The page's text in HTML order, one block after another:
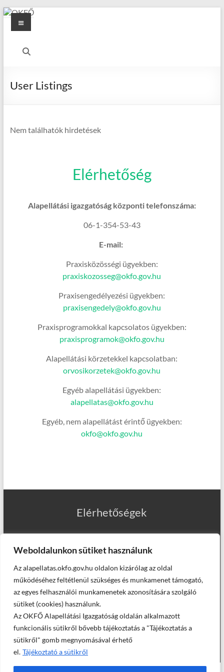
Weboldalunkon sütiket használunk
Az alapellatas.okfo.gov.hu oldalon kizárólag az oldal
működéséhez feltétlenül szükséges és munkamenet támogató,
az egyes felhasználói munkamenetek azonosítására szolgáló
sütiket (cookies) használunk.
Az OKFŐ Alapellátási Igazgatóság oldalán alkalmazott
funkcionális sütikről bővebb tájékoztatás a "Tájékoztatás a
sütikről" gomb megnyomásával érhető
el. Tájékoztató a sütikről
Skip
content
OKFŐ
Menu
User Listings
Nem találhatók hirdetések
Elérhetőség
Alapellátási igazgatóság központi telefonszáma:
06-1-354-53-43
E-mail:
Praxisközösségi ügyekben:
praxiskozosseg@okfo.gov.hu
Praxisengedélyezési ügyekben:
praxisengedely@okfo.gov.hu
Praxisprogramokkal kapcsolatos ügyekben:
praxisprogramok@okfo.gov.hu
Alapellátási körzetekkel kapcsolatban:
orvosikorzetek@okfo.gov.hu
Egyéb alapellátási ügyekben:
alapellatas@okfo.gov.hu
Egyéb, nem alapellátást érintő ügyekben:
okfo@okfo.gov.hu
Elérhetőségek
Munkatársaink
Helyettesítő háziorvosaink